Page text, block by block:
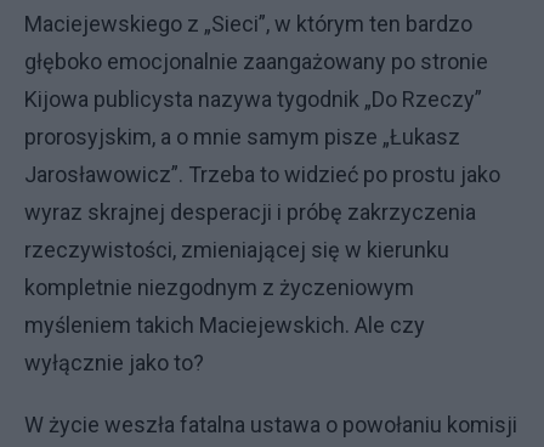
Maciejewskiego z „Sieci”, w którym ten bardzo
głęboko emocjonalnie zaangażowany po stronie
Kijowa publicysta nazywa tygodnik „Do Rzeczy”
prorosyjskim, a o mnie samym pisze „Łukasz
Jarosławowicz”. Trzeba to widzieć po prostu jako
wyraz skrajnej desperacji i próbę zakrzyczenia
rzeczywistości, zmieniającej się w kierunku
kompletnie niezgodnym z życzeniowym
myśleniem takich Maciejewskich. Ale czy
wyłącznie jako to?
W życie weszła fatalna ustawa o powołaniu komisji